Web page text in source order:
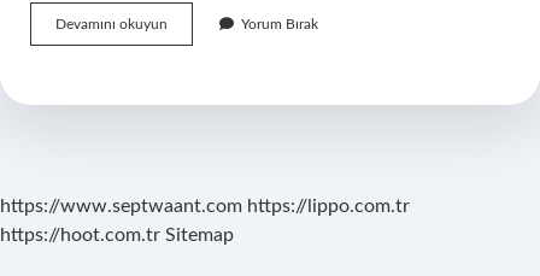
Devamını okuyun
2
Kullanılır
Yorum Bırak
https://www.septwaant.com https://lippo.com.tr
https://hoot.com.tr Sitemap